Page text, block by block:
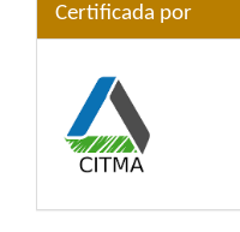
Certificada por